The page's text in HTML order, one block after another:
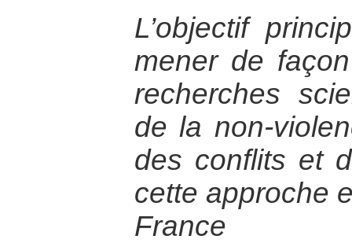
L’objectif
mener de
recherches
de la non-
des conflits et
cette approche
France